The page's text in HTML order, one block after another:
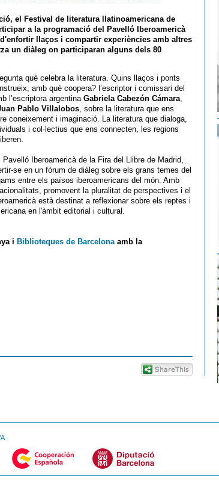
el
Festival de literatura llatinoamericana de
a la programació del Pavelló Iberoamericà
llaços i compartir experiències amb altres
un diàleg on participaran alguns dels 80
què celebra la literatura. Quins llaços i ponts
amb què coopera? l’escriptor i comissari del
l’escriptora argentinaGabriela Cabezón Cámara,
Pablo Villalobos, sobre la literatura que ens
coneixement i imaginació. La literatura que dialoga,
i col·lectius que ens connecten, les regions
Iberoamericà de la Fira del Llibre de Madrid,
se en un fòrum de diàleg sobre els grans temes del
entre els països iberoamericans del món. Amb
promovent la pluralitat de perspectives i el
està destinat a reflexionar sobre els reptes i
en l'àmbit editorial i cultural.
i Biblioteques de Barcelonaamb la